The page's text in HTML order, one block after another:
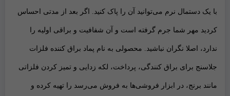
با یک دستمال نرم می‌توانید آن را پاک کنید. اگر بعد از مدتی احساس
کردید مهر شما جرم گرفته است و آن شفافیت و براقی اولیه را
ندارد، اصلا نگران نباشید. محصولی به نام پماد براق کننده فلزات
جلاسنج برای براق کنندگی، پرداخت، لکه زدایی و تمیز کردن فلزاتی
مانند برنج، در ابزار فروشی‌ها به فروش ‌می‌رسد را تهیه کرده و